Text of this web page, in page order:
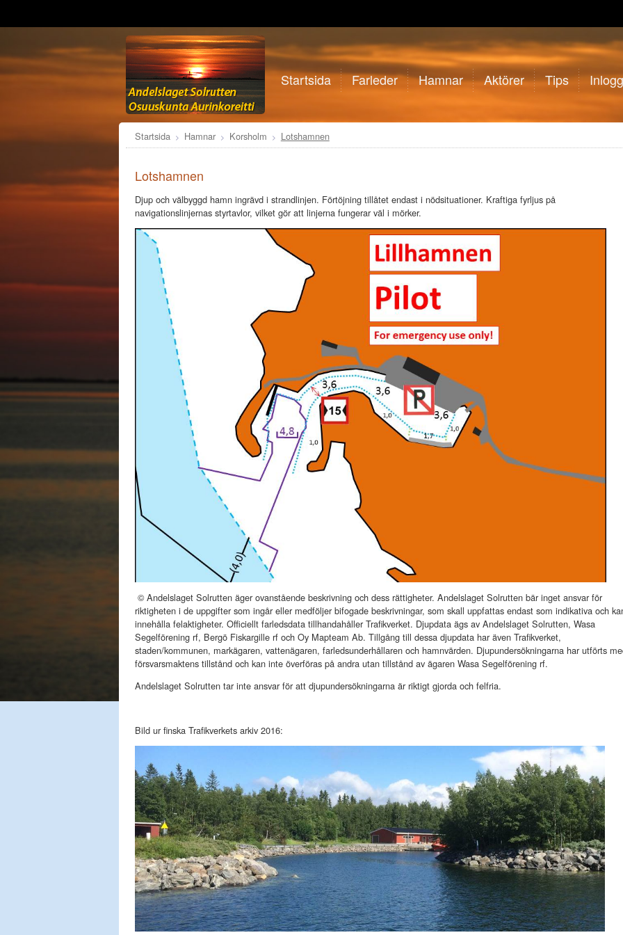
Startsida Farleder Hamnar Aktörer Tips
Startsida Hamnar Korsholm Lotshamnen
Lotshamnen
Djup och välbyggd hamn ingrävd i strandlinjen. Förtöjning tillåtet endast i nödsituationer. Kraftiga fyrljus på
navigationslinjernas styrtavlor, vilket gör att linjerna fungerar väl i mörker.
© Andelslaget Solrutten äger ovanstående beskrivning och dess rättigheter. Andelslaget Solrutten bär inget ansvar för
riktigheten i de uppgifter som ingår eller medföljer bifogade beskrivningar, som skall uppfattas endast som indikativa och
innehålla felaktigheter. Officiellt farledsdata tillhandahåller Trafikverket. Djupdata ägs av Andelslaget Solrutten, Wasa
Segelförening rf, Bergö Fiskargille rf och Oy Mapteam Ab. Tillgång till dessa djupdata har även Trafikverket,
staden/kommunen, markägaren, vattenägaren, farledsunderhållaren och hamnvärden. Djupundersökningarna har utförts
försvarsmaktens tillstånd och kan inte överföras på andra utan tillstånd av ägaren Wasa Segelförening rf.
Andelslaget Solrutten tar inte ansvar för att djupundersökningarna är riktigt gjorda och felfria.
Bild ur finska Trafikverkets arkiv 2016: